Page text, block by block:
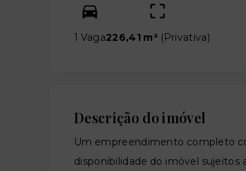
1 Vaga226,41 m² (Privativa)
Descrição do imóvel
Um empreendimento completo
disponibilidade do imóvel sujeitos